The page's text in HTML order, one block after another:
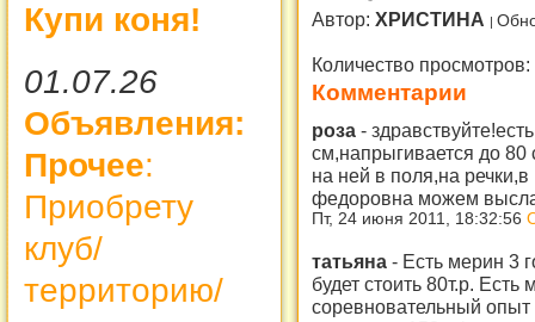
Купи коня!
01.07.26
Объявления:
Прочее:
Приобрету
клуб/
территорию/
Автор: ХРИСТИНА
Количество просмотров:
Комментарии
роза -
см,напрыгивается до
на ней в поля,на
федоровна можем
Пт, 24 июня 2011, 18:32:56
татьяна - Есть мерин 3
будет стоить 80т.р.
соревновательный опыт